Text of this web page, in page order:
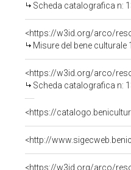
Scheda catalografica n:
<https://w3id.org/arco/
Misure del bene culturale
<https://w3id.org/arco/
Scheda catalografica n:
<https://
<http://
<https://w3id.org/arco/